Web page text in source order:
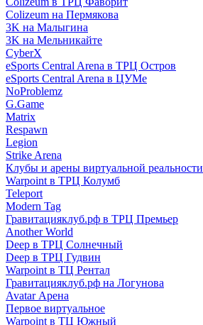
Colizeum на Пермякова
3K на Малыгина
3K на Мельникайте
CyberX
eSports Central Arena в ТРЦ Остров
eSports Central Arena в ЦУМе
NoProblemz
G.Game
Matrix
Respawn
Legion
Strike Arena
Клубы и арены виртуальной реальности
Warpoint в ТРЦ Колумб
Teleport
Modern Tag
Гравитацияклуб.рф в ТРЦ Премьер
Another World
Deep в ТРЦ Солнечный
Deep в ТРЦ Гудвин
Warpoint в ТЦ Рентал
Гравитацияклуб.рф на Логунова
Avatar Арена
Первое виртуальное
Warpoint в ТЦ Южный